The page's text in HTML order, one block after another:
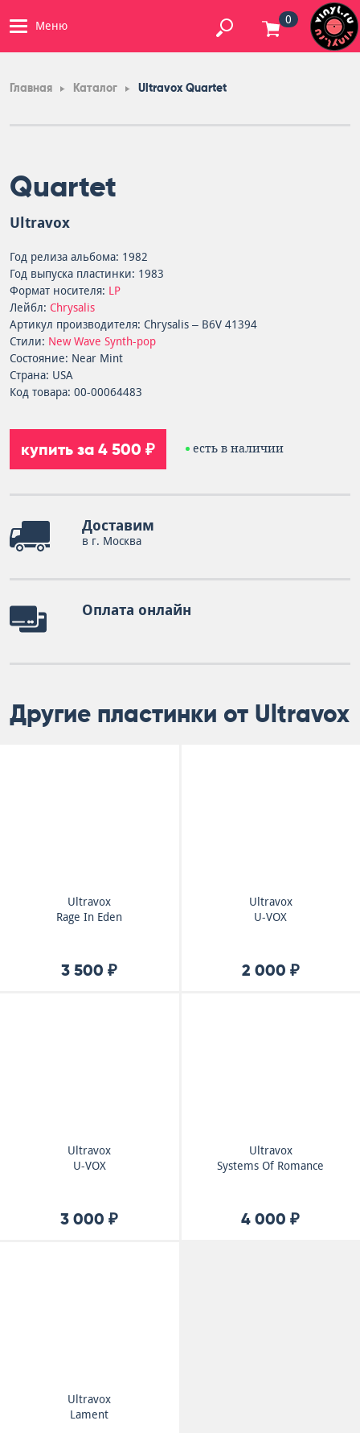
Меню 0
Главная Каталог Ultravox Quartet
Quartet
Ultravox
Год релиза альбома: 1982
Год выпуска пластинки: 1983
Формат носителя: LP
Лейбл: Chrysalis
Артикул производителя: Chrysalis – B6V 41394
Стили: New Wave Synth-pop
Состояние: Near Mint
Страна: USA
Код товара: 00-00064483
купить за 4 500 ₽ есть в наличии
Доставим
в г. Москва
Оплата онлайн
Другие пластинки от Ultravox
Ultravox
Rage In Eden
3 500 ₽
Ultravox
U-VOX
2 000 ₽
Ultravox
U-VOX
3 000 ₽
Ultravox
Systems Of Romance
4 000 ₽
Ultravox
Lament